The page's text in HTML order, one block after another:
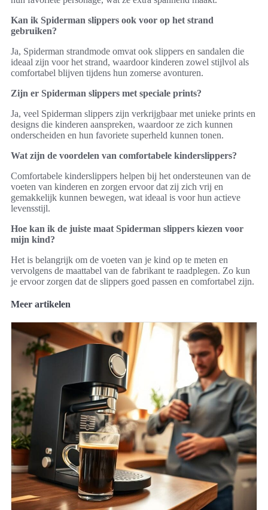
Kan ik Spiderman slippers ook voor op het strand
gebruiken?
Ja, Spiderman strandmode omvat ook slippers en sandalen die
ideaal zijn voor het strand, waardoor kinderen zowel stijlvol als
comfortabel blijven tijdens hun zomerse avonturen.
Zijn er Spiderman slippers met speciale prints?
Ja, veel Spiderman slippers zijn verkrijgbaar met unieke prints en
designs die kinderen aanspreken, waardoor ze zich kunnen
onderscheiden en hun favoriete superheld kunnen tonen.
Wat zijn de voordelen van comfortabele kinderslippers?
Comfortabele kinderslippers helpen bij het ondersteunen van de
voeten van kinderen en zorgen ervoor dat zij zich vrij en
gemakkelijk kunnen bewegen, wat ideaal is voor hun actieve
levensstijl.
Hoe kan ik de juiste maat Spiderman slippers kiezen voor
mijn kind?
Het is belangrijk om de voeten van je kind op te meten en
vervolgens de maattabel van de fabrikant te raadplegen. Zo kun
je ervoor zorgen dat de slippers goed passen en comfortabel zijn.
Meer artikelen